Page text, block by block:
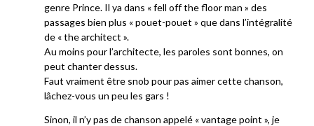
genre Prince. Il ya dans « fell off the floor man » des
passages bien plus « pouet-pouet » que dans l’intégralité
de « the architect ».
Au moins pour l’architecte, les paroles sont bonnes, on
peut chanter dessus.
Faut vraiment être snob pour pas aimer cette chanson,
lâchez-vous un peu les gars !
Sinon, il n’y pas de chanson appelé « vantage point », je